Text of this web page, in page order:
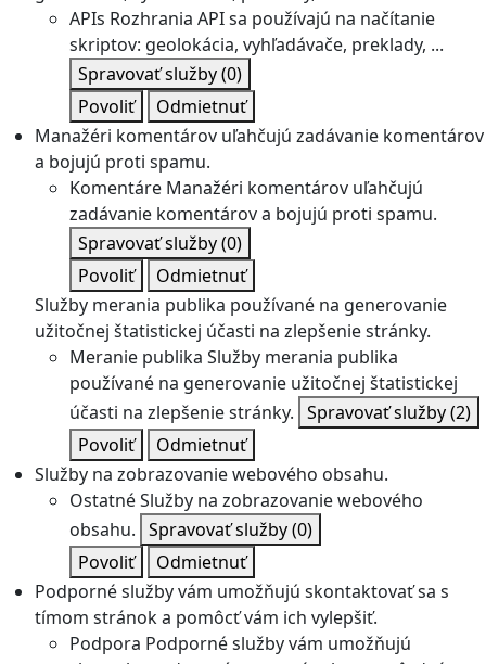
APIs Rozhrania API sa používajú na načítanie
skriptov: geolokácia, vyhľadávače, preklady, ...
Spravovať služby(0)
Povoliť
Odmietnuť
Manažéri komentárov uľahčujú zadávanie komentárov
a bojujú proti spamu.
Komentáre Manažéri komentárov uľahčujú
zadávanie komentárov a bojujú proti spamu.
Spravovať služby(0)
Povoliť
Odmietnuť
Služby merania publika používané na generovanie
užitočnej štatistickej účasti na zlepšenie stránky.
Meranie publika Služby merania publika
používané na generovanie užitočnej štatistickej
účasti na zlepšenie stránky. Spravovať služby(2)
Povoliť
Odmietnuť
Služby na zobrazovanie webového obsahu.
OstatnéSlužby na zobrazovanie webového
obsahu. Spravovať služby(0)
Povoliť
Odmietnuť
Podporné služby vám umožňujú skontaktovať sa s
tímom stránok a pomôcť vám ich vylepšiť.
Podpora Podporné služby vám umožňujú